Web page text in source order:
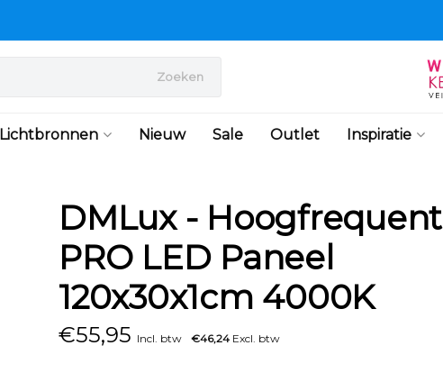
Zoeken
Lichtbronnen Nieuw Sale Outlet Inspiratie
DMLux - Hoogfrequent
PRO LED Paneel
120x30x1cm 4000K
€55,95 Incl. btw €46,24Excl. btw